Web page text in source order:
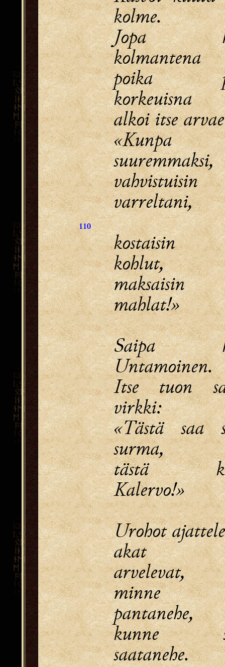
110
kolme.
Jopa
kolmantena
poika
korkeuisna
alkoi itse
«Kunpa
suuremmaksi,
vahvistuisin
varreltani,
kostaisin
kohlut,
maksaisin
mahlat!»
Saipa
Untamoinen.
Itse tuon
virkki:
«Tästä saa
surma,
tästä
Kalervo!»
Urohot
akat
arvelevat,
minne
pantanehe,
kunne
saatanehe.